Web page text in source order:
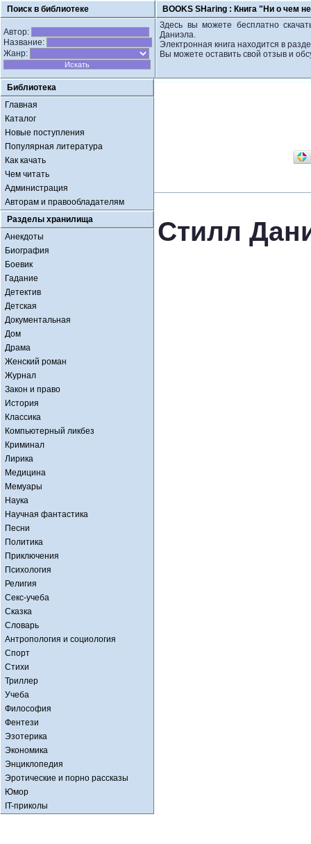
Поиск в библиотеке BOOKS SHaring : Книга "Ни о чем
Автор:
Название:
Жанр:
Здесь вы можете бесплатно
Даниэла.
Электронная книга находится в
Вы можете оставить свой отзыв и
Библиотека
Главная
Каталог
Новые поступления
Популярная литература
Как качать
Чем читать
Администрация
Авторам и правообладателям
Разделы хранилища
Анекдоты
Биография
Боевик
Гадание
Детектив
Детская
Документальная
Дом
Драма
Женский роман
Журнал
Закон и право
История
Классика
Компьютерный ликбез
Криминал
Лирика
Медицина
Мемуары
Наука
Научная фантастика
Песни
Политика
Приключения
Психология
Религия
Секс-учеба
Сказка
Словарь
Антропология и социология
Спорт
Стихи
Триллер
Учеба
Философия
Фентези
Эзотерика
Экономика
Энциклопедия
Эротические и порно рассказы
Юмор
IT-приколы
Стилл